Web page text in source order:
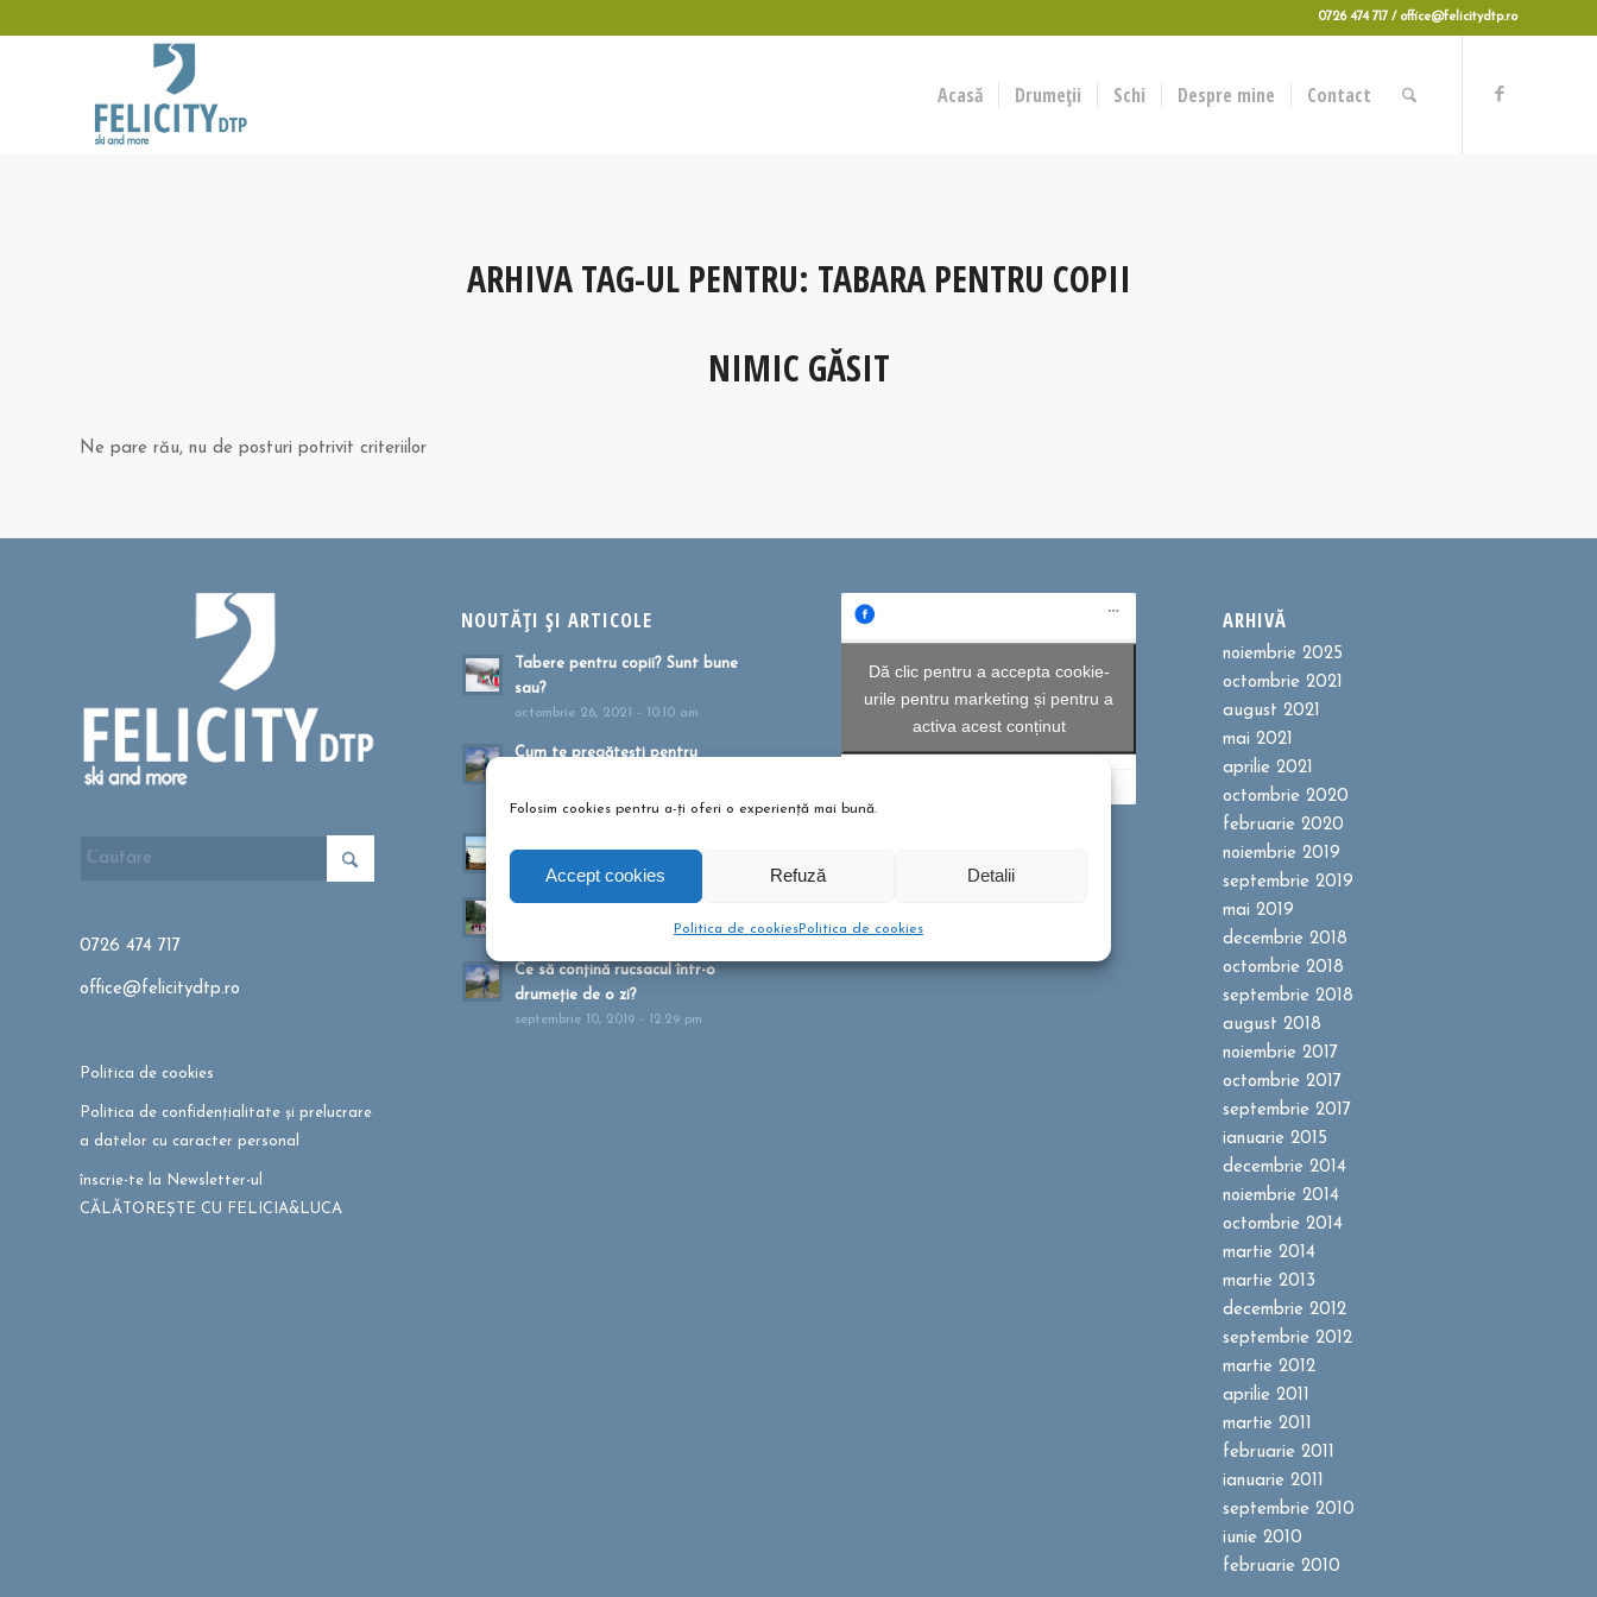
Folosim cookies pentru a-ți oferi o experiență mai bună.
Accept cookies Refuză Detalii
Politica de cookiesPolitica de cookies
0726 474 717 / office@felicitydtp.ro
Acasă Drumeții Schi Despre mine Contact
ARHIVA TAG-UL PENTRU: TABARA PENTRU COPII
NIMIC GĂSIT
Ne pare rău, nu de posturi potrivit criteriilor
0726 474 717
office@felicitydtp.ro
Politica de cookies
Politica de confidențialitate și prelucrare
a datelor cu caracter personal
înscrie-te la Newsletter-ul
CĂLĂTOREȘTE CU FELICIA&LUCA
NOUTĂȚI ȘI ARTICOLE
Tabere pentru copii? Sunt bune
sau?
octombrie 26, 2021 - 10:10 am
Cum te pregătești pentru
mai 27, 2021 - 1:41 pm
aprilie 20, 2021 - 1:16 pm
Drumeții montane pentru familii!
februarie 13, 2020 - 5:21 pm
Ce să conțină rucsacul într-o
drumeție de o zi?
septembrie 10, 2019 - 12:29 pm
Dă clic pentru a accepta cookie-
urile pentru marketing și pentru a
activa acest conținut
ARHIVĂ
noiembrie 2025
octombrie 2021
august 2021
mai 2021
aprilie 2021
octombrie 2020
februarie 2020
noiembrie 2019
septembrie 2019
mai 2019
decembrie 2018
octombrie 2018
septembrie 2018
august 2018
noiembrie 2017
octombrie 2017
septembrie 2017
ianuarie 2015
decembrie 2014
noiembrie 2014
octombrie 2014
martie 2014
martie 2013
decembrie 2012
septembrie 2012
martie 2012
aprilie 2011
martie 2011
februarie 2011
ianuarie 2011
septembrie 2010
iunie 2010
februarie 2010